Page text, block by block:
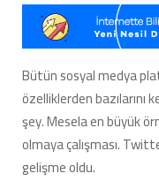
Bütün sosyal medya
özelliklerden bazılarını
şey. Mesela en büyük
olmaya çalışması.
gelişme oldu.